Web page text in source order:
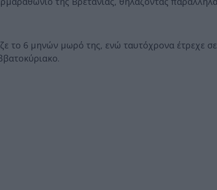
το 6 μηνών μωρό της, ενώ ταυτόχρονα έτρεχε